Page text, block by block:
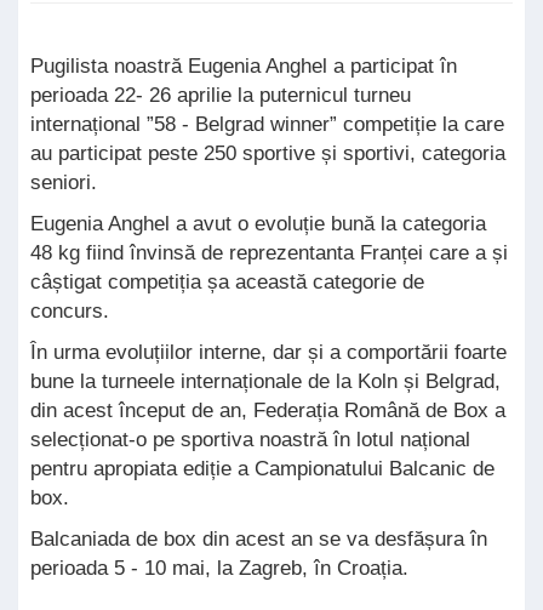
Pugilista noastră Eugenia Anghel a participat în
perioada 22- 26 aprilie la puternicul turneu
internațional ”58 - Belgrad winner” competiție la care
au participat peste 250 sportive și sportivi, categoria
seniori.
Eugenia Anghel a avut o evoluție bună la categoria
48 kg fiind învinsă de reprezentanta Franței care a și
câștigat competiția șa această categorie de
concurs.
În urma evoluțiilor interne, dar și a comportării foarte
bune la turneele internaționale de la Koln și Belgrad,
din acest început de an, Federația Română de Box a
selecționat-o pe sportiva noastră în lotul național
pentru apropiata ediție a Campionatului Balcanic de
box.
Balcaniada de box din acest an se va desfășura în
perioada 5 - 10 mai, la Zagreb, în Croația.